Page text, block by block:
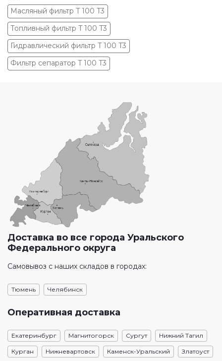
Масляный фильтр T 100 T3
Топливный фильтр T 100 T3
Гидравлический фильтр T 100 T3
Фильтр сепаратор T 100 T3
Доставка во все города Уральского
Федерального округа
Самовывоз с наших складов в городах:
Тюмень Челябинск
Оперативная доставка
Екатеринбург Магнитогорск Сургут Нижний Тагил
Курган Нижневартовск Каменск-Уральский Златоуст